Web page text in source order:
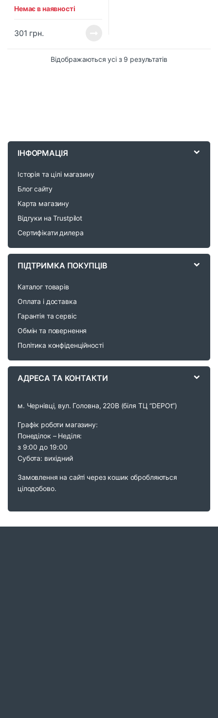
Немає в наявності
301 грн.
Відображаються усі з 9 результатів
C
ІНФОРМАЦІЯ
Історія та цілі магазину
Блог сайту
Карта магазину
Відгуки на Trustpilot
Сертифікати дилера
ПІДТРИМКА ПОКУПЦІВ
Каталог товарів
Оплата і доставка
Гарантія та сервіс
Обмін та повернення
Політика конфіденційності
АДРЕСА ТА КОНТАКТИ
м. Чернівці, вул. Головна, 220В (біля ТЦ “DEPOt”)
Графік роботи магазину:
Понеділок – Неділя:
з 9:00 до 19:00
Субота: вихідний
Замовлення на сайті через кошик обробляються
цілодобово.